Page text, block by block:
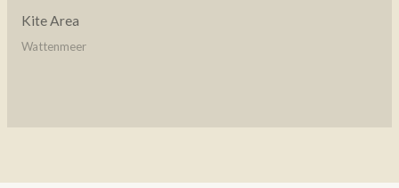
Kite Area
Wattenmeer